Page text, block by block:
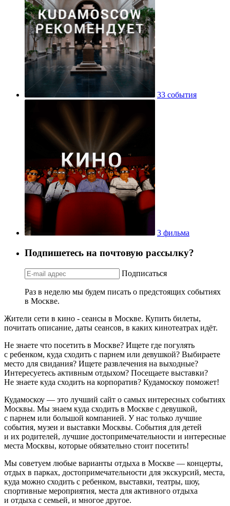
33 события
3 фильма
Подпишетесь на почтовую рассылку?
Подписаться
Раз в неделю мы будем писать о предстоящих событиях
в Москве.
Жители сети в кино - сеансы в Москве. Купить билеты,
почитать описание, даты сеансов, в каких кинотеатрах идёт.
Не знаете что посетить в Москве? Ищете где погулять
с ребенком, куда сходить с парнем или девушкой? Выбираете
место для свидания? Ищете развлечения на выходные?
Интересуетесь активным отдыхом? Посещаете выставки?
Не знаете куда сходить на корпоратив? Кудамоскоу поможет!
Кудамоскоу — это лучший сайт о самых интересных событиях
Москвы. Мы знаем куда сходить в Москве с девушкой,
с парнем или большой компанией. У нас только лучшие
события, музеи и выставки Москвы. События для детей
и их родителей, лучшие достопримечательности и интересные
места Москвы, которые обязательно стоит посетить!
Мы советуем любые варианты отдыха в Москве — концерты,
отдых в парках, достопримечательности для экскурсий, места,
куда можно сходить с ребенком, выставки, театры, шоу,
спортивные мероприятия, места для активного отдыха
и отдыха с семьей, и многое другое.